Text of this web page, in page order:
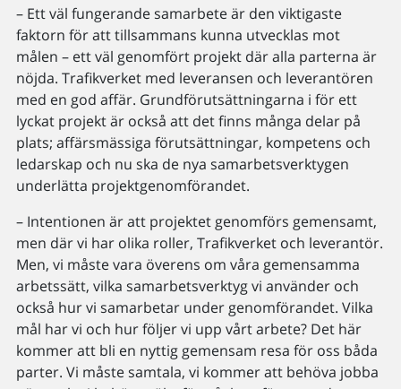
– Ett väl fungerande samarbete är den viktigaste
faktorn för att tillsammans kunna utvecklas mot
målen – ett väl genomfört projekt där alla parterna är
nöjda. Trafikverket med leveransen och leverantören
med en god affär. Grundförutsättningarna i för ett
lyckat projekt är också att det finns många delar på
plats; affärsmässiga förutsättningar, kompetens och
ledarskap och nu ska de nya samarbetsverktygen
underlätta projektgenomförandet.
– Intentionen är att projektet genomförs gemensamt,
men där vi har olika roller, Trafikverket och leverantör.
Men, vi måste vara överens om våra gemensamma
arbetssätt, vilka samarbetsverktyg vi använder och
också hur vi samarbetar under genomförandet. Vilka
mål har vi och hur följer vi upp vårt arbete? Det här
kommer att bli en nyttig gemensam resa för oss båda
parter. Vi måste samtala, vi kommer att behöva jobba